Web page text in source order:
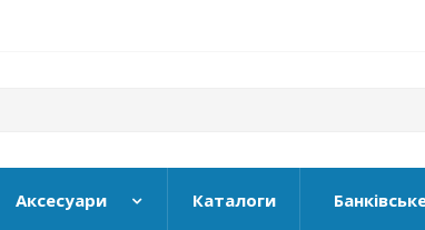
Аксесуари Каталоги